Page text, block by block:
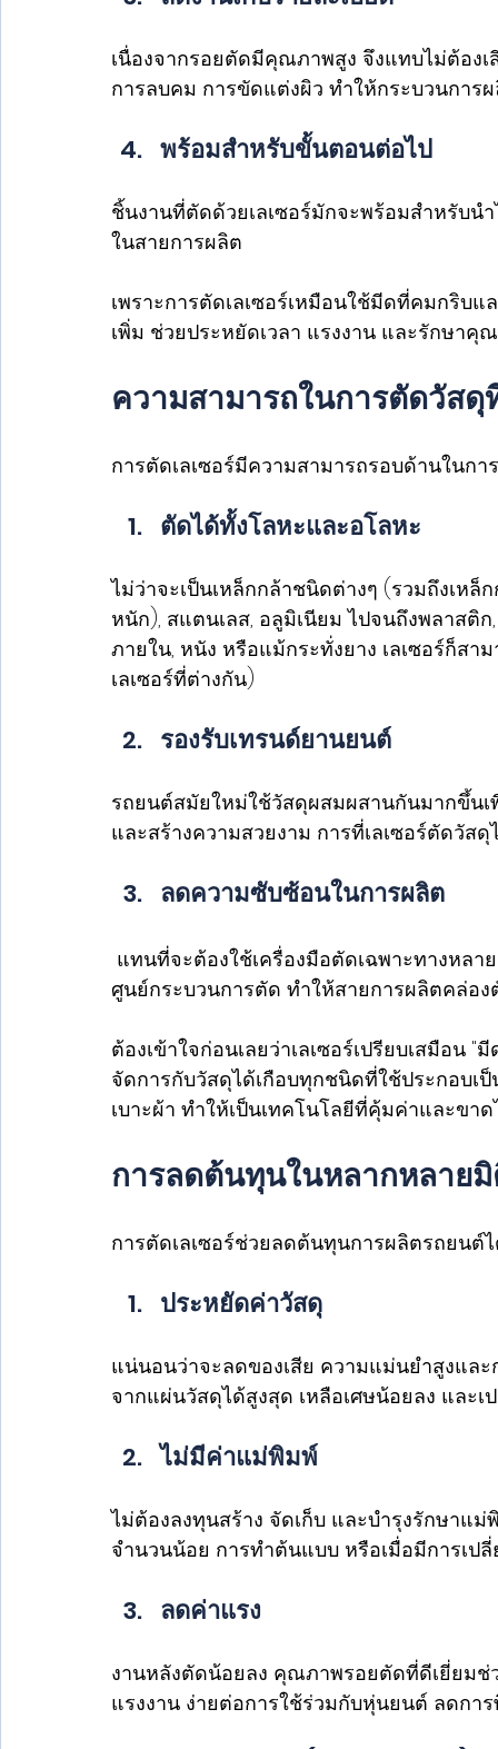
เนื่องจากรอยตัดมีคุณภาพสูง จึงแทบไม่ต้อง
การลบคม การขัดแต่งผิว ทำให้กระบวนการ
พร้อมสำหรับขั้นตอนต่อไป
ชิ้นงานที่ตัดด้วยเลเซอร์มักจะพร้อมสำหรับ
ในสายการผลิต
เพราะการตัดเลเซอร์เหมือนใช้มีดที่คมกริบ
เพิ่ม ช่วยประหยัดเวลา แรงงาน และรักษา
ความสามารถในการตัดวัส
การตัดเลเซอร์มีความสามารถรอบด้านในกา
ตัดได้ทั้งโลหะและอโลหะ
ไม่ว่าจะเป็นเหล็กกล้าชนิดต่างๆ (รวมถึงเหล็
หนัก), สแตนเลส, อลูมิเนียม ไปจนถึงพลาสติ
ภายใน, หนัง หรือแม้กระทั่งยาง เลเซอร์ก็ส
เลเซอร์ที่ต่างกัน)
รองรับเทรนด์ยานยนต์
รถยนต์สมัยใหม่ใช้วัสดุผสมผสานกันมากขึ้น
และสร้างความสวยงาม การที่เลเซอร์ตัดวัส
ลดความซับซ้อนในการผลิต
แทนที่จะต้องใช้เครื่องมือตัดเฉพาะทางหล
ศูนย์กระบวนการตัด ทำให้สายการผลิตคล่อ
ต้องเข้าใจก่อนเลยว่าเลเซอร์เปรียบเสมือน
จัดการกับวัสดุได้เกือบทุกชนิดที่ใช้ประกอบเ
เบาะผ้า ทำให้เป็นเทคโนโลยีที่คุ้มค่าและขา
การลดต้นทุนในหลากหลาย
การตัดเลเซอร์ช่วยลดต้นทุนการผลิตรถยนต์
ประหยัดค่าวัสดุ
แน่นอนว่าจะลดของเสีย ความแม่นยำสูงแล
จากแผ่นวัสดุได้สูงสุด เหลือเศษน้อยลง และ
ไม่มีค่าแม่พิมพ์
ไม่ต้องลงทุนสร้าง จัดเก็บ และบำรุงรักษาแ
จำนวนน้อย การทำต้นแบบ หรือเมื่อมีการเป
ลดค่าแรง
งานหลังตัดน้อยลง คุณภาพรอยตัดที่ดีเยี่ยม
แรงงาน ง่ายต่อการใช้ร่วมกับหุ่นยนต์ ลดกา